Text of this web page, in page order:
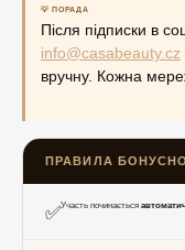
💡 ПОРАДА
Після підписки в
info@casabeauty.cz
вручну. Кожна
ПРАВИЛА
✅Участь починається